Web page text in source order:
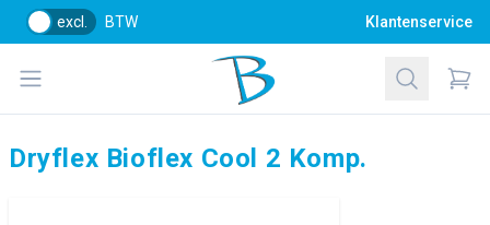
excl. BTW Klantenservice
Open menu
Bol Glascentrum B.V.
Zoeken
Dryflex Bioflex Cool 2 Komp.